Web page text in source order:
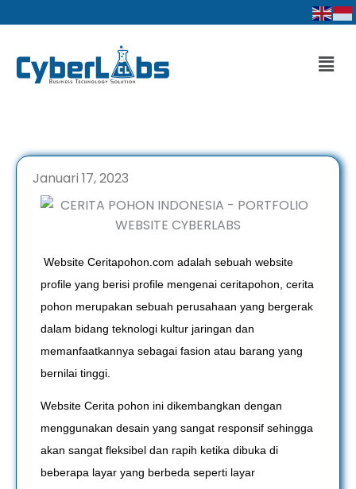
ke
Januari 17, 2023
Website Ceritapohon.com adalah sebuah website
profile yang berisi profile mengenai ceritapohon, cerita
pohon merupakan sebuah perusahaan yang bergerak
dalam bidang teknologi kultur jaringan dan
memanfaatkannya sebagai fasion atau barang yang
bernilai tinggi.
Website Cerita pohon ini dikembangkan dengan
menggunakan desain yang sangat responsif sehingga
akan sangat fleksibel dan rapih ketika dibuka di
beberapa layar yang berbeda seperti layar